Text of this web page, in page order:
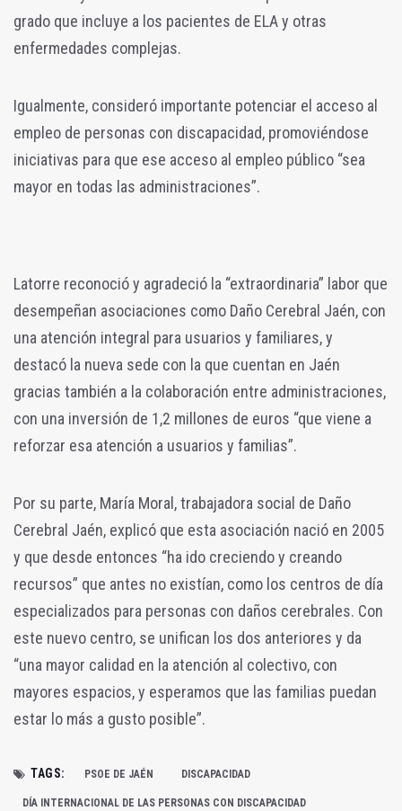
grado que incluye a los pacientes de ELA y otras
enfermedades complejas.
Igualmente, consideró importante potenciar el acceso al
empleo de personas con discapacidad, promoviéndose
iniciativas para que ese acceso al empleo público “sea
mayor en todas las administraciones”.
Latorre reconoció y agradeció la “extraordinaria” labor que
desempeñan asociaciones como Daño Cerebral Jaén, con
una atención integral para usuarios y familiares, y
destacó la nueva sede con la que cuentan en Jaén
gracias también a la colaboración entre administraciones,
con una inversión de 1,2 millones de euros “que viene a
reforzar esa atención a usuarios y familias”.
Por su parte, María Moral, trabajadora social de Daño
Cerebral Jaén, explicó que esta asociación nació en 2005
y que desde entonces “ha ido creciendo y creando
recursos” que antes no existían, como los centros de día
especializados para personas con daños cerebrales. Con
este nuevo centro, se unifican los dos anteriores y da
“una mayor calidad en la atención al colectivo, con
mayores espacios, y esperamos que las familias puedan
estar lo más a gusto posible”.
TAGS: PSOE DE JAÉN DISCAPACIDAD
DÍA INTERNACIONAL DE LAS PERSONAS CON DISCAPACIDAD